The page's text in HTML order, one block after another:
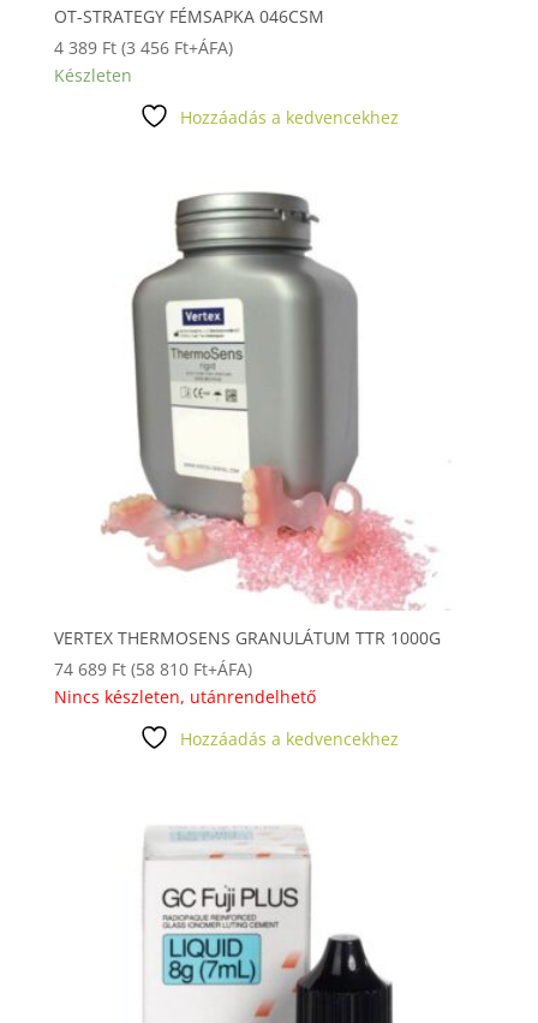
OT-STRATEGY FÉMSAPKA 046CSM
4 389 Ft (3 456 Ft+ÁFA)
Készleten
Hozzáadás a kedvencekhez
VERTEX THERMOSENS GRANULÁTUM TTR 1000G
74 689 Ft (58 810 Ft+ÁFA)
Nincs készleten, utánrendelhető
Hozzáadás a kedvencekhez